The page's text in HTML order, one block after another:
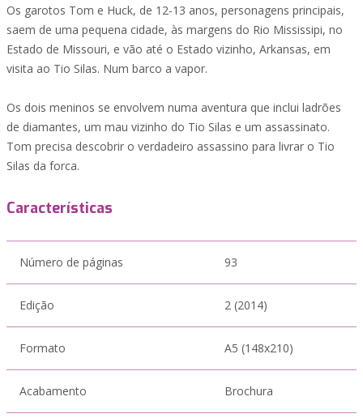
Os garotos Tom e Huck, de 12-13 anos, personagens principais,
saem de uma pequena cidade, às margens do Rio Mississipi, no
Estado de Missouri, e vão até o Estado vizinho, Arkansas, em
visita ao Tio Silas. Num barco a vapor.
Os dois meninos se envolvem numa aventura que inclui ladrões
de diamantes, um mau vizinho do Tio Silas e um assassinato.
Tom precisa descobrir o verdadeiro assassino para livrar o Tio
Silas da forca.
Características
Número de páginas 93
Edição 2 (2014)
Formato A5 (148x210)
Acabamento Brochura